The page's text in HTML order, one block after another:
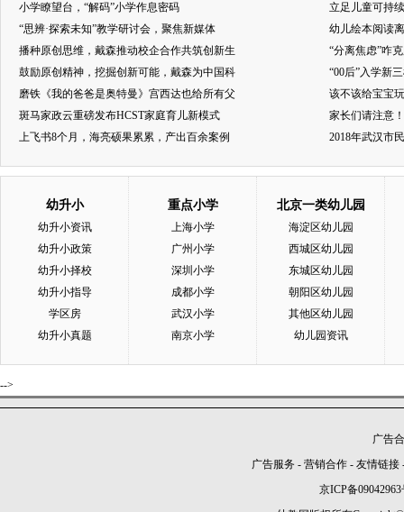
小学瞭望台，“解码”小学作息密码
“思辨·探索未知”教学研讨会，聚焦新媒体
播种原创思维，戴森推动校企合作共筑创新生
鼓励原创精神，挖掘创新可能，戴森为中国科
磨铁《我的爸爸是奥特曼》宫西达也给所有父
斑马家政云重磅发布HCST家庭育儿新模式
上飞书8个月，海亮硕果累累，产出百余案例
立足儿童可持
幼儿绘本阅读
“分离焦虑”咋
“00后”入学新
该不该给宝宝
家长们请注意
2018年武汉市
幼升小
幼升小资讯
幼升小政策
幼升小择校
幼升小指导
学区房
幼升小真题
重点小学
上海小学
广州小学
深圳小学
成都小学
武汉小学
南京小学
北京一类幼儿园
海淀区幼儿园
西城区幼儿园
东城区幼儿园
朝阳区幼儿园
其他区幼儿园
幼儿园资讯
-->
广告
广告服务 - 营销合作 - 友情链接
京ICP备09042963